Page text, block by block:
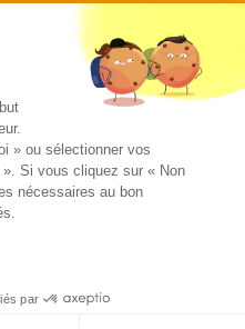
» ou sélectionner vos
Si vous cliquez sur « Non
nécessaires au bon
par